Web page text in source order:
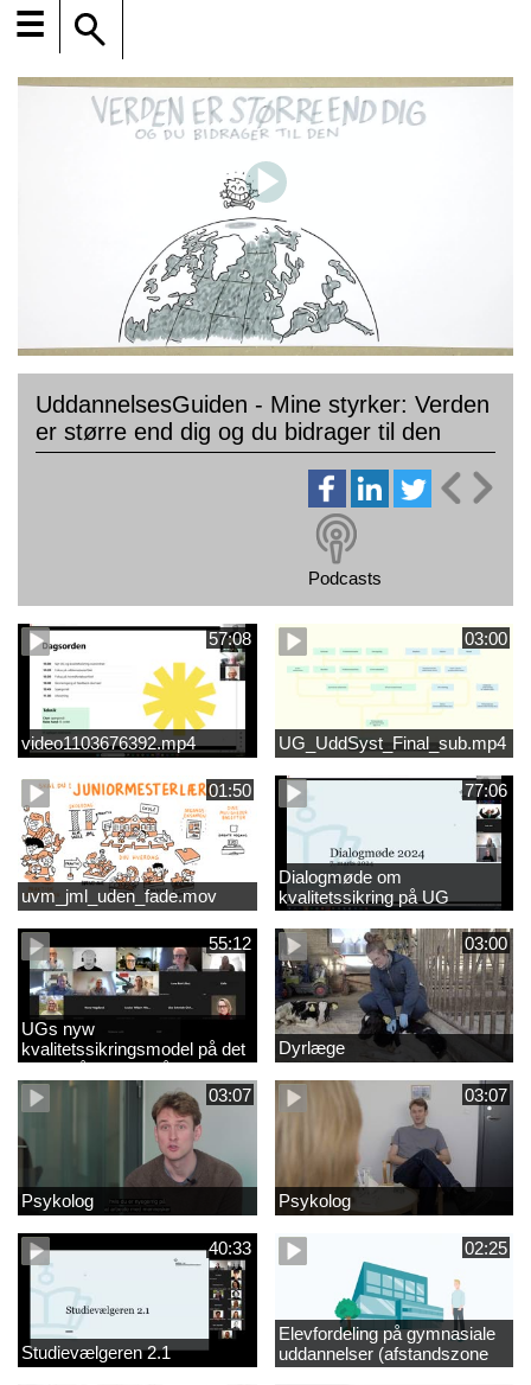
☰
UddannelsesGuiden - Mine styrker: Verden
er større end dig og du bidrager til den
Podcasts
57:08
video1103676392.mp4
03:00
UG_UddSyst_Final_sub.mp4
01:50
uvm_jml_uden_fade.mov
77:06
Dialogmøde om
kvalitetssikring på UG
55:12
UGs nyw
kvalitetssikringsmodel på det
videregående område
03:00
Dyrlæge
03:07
Psykolog
03:07
Psykolog
40:33
Studievælgeren 2.1
02:25
Elevfordeling på gymnasiale
uddannelser (afstandszone
redigeret)